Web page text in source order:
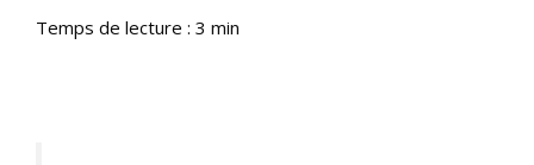
Temps de lecture : 3 min